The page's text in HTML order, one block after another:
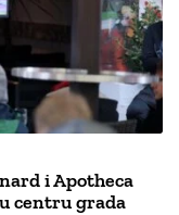
i Apotheca
centru grada